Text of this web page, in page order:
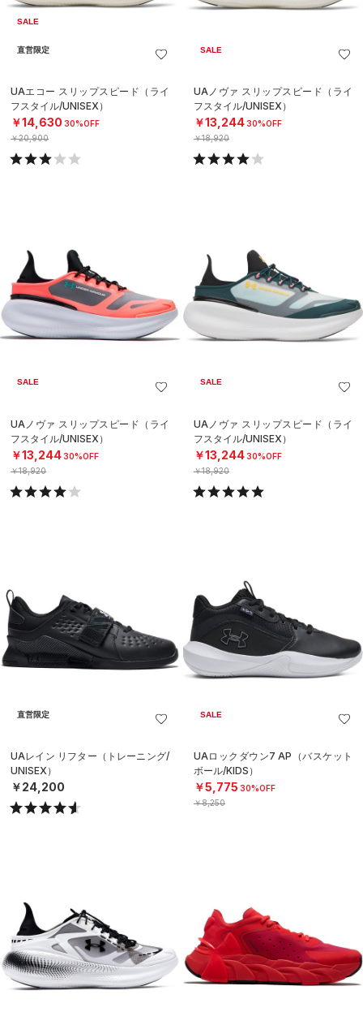
SALE
直営限定
UAエコー スリップスピード（ライ
フスタイル/UNISEX）
￥14,630 30%OFF
￥20,900
SALE
UAノヴァ スリップスピード（ライ
フスタイル/UNISEX）
￥13,24430%OFF
￥18,920
SALE
UAノヴァ スリップスピード（ライ
フスタイル/UNISEX）
￥13,24430%OFF
￥18,920
SALE
UAノヴァ スリップスピード（ライ
フスタイル/UNISEX）
￥13,24430%OFF
￥18,920
直営限定
UAレイン リフター（トレーニング/
UNISEX）
￥24,200
SALE
UAロックダウン7 AP（バスケット
ボール/KIDS）
￥5,775 30%OFF
￥8,250